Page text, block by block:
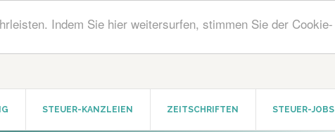
Indem Sie hier weitersurfen, stimmen Sie der Cookie-
STEUER-KANZLEIEN ZEITSCHRIFTEN STEUER-JOBS